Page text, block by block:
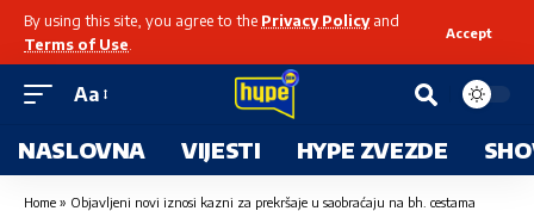
By using this site, you agree to the Privacy Policyand
Terms of Use
Accept
Aa
NASLOVNA VIJESTI HYPE ZVEZDE
Home » Objavljeni novi iznosi kazni za prekršaje u saobraćaju na bh. cestama